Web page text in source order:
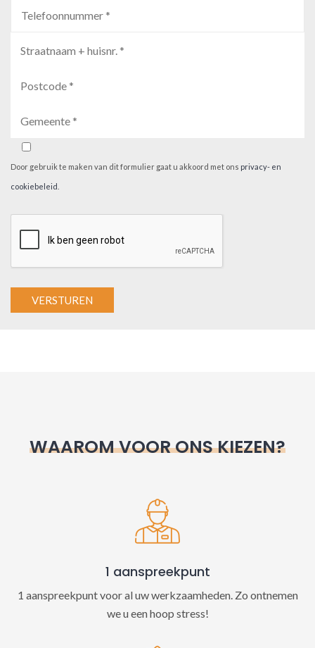
Door gebruik te maken van dit formulier gaat u akkoord met ons privacy- en
cookiebeleid
WAAROM VOOR ONS KIEZEN?
1 aanspreekpunt
1 aanspreekpunt voor al uw werkzaamheden. Zo ontnemen
we u een hoop stress!